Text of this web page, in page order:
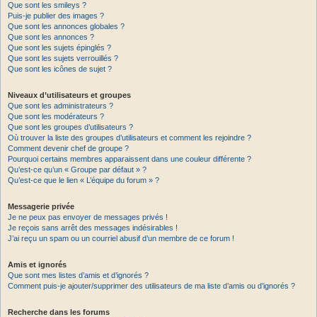
Que sont les smileys ?
Puis-je publier des images ?
Que sont les annonces globales ?
Que sont les annonces ?
Que sont les sujets épinglés ?
Que sont les sujets verrouillés ?
Que sont les icônes de sujet ?
Niveaux d’utilisateurs et groupes
Que sont les administrateurs ?
Que sont les modérateurs ?
Que sont les groupes d’utilisateurs ?
Où trouver la liste des groupes d’utilisateurs et comment les rejoindre ?
Comment devenir chef de groupe ?
Pourquoi certains membres apparaissent dans une couleur différente ?
Qu’est-ce qu’un « Groupe par défaut » ?
Qu’est-ce que le lien « L’équipe du forum » ?
Messagerie privée
Je ne peux pas envoyer de messages privés !
Je reçois sans arrêt des messages indésirables !
J’ai reçu un spam ou un courriel abusif d’un membre de ce forum !
Amis et ignorés
Que sont mes listes d’amis et d’ignorés ?
Comment puis-je ajouter/supprimer des utilisateurs de ma liste d’amis ou d’ignorés ?
Recherche dans les forums